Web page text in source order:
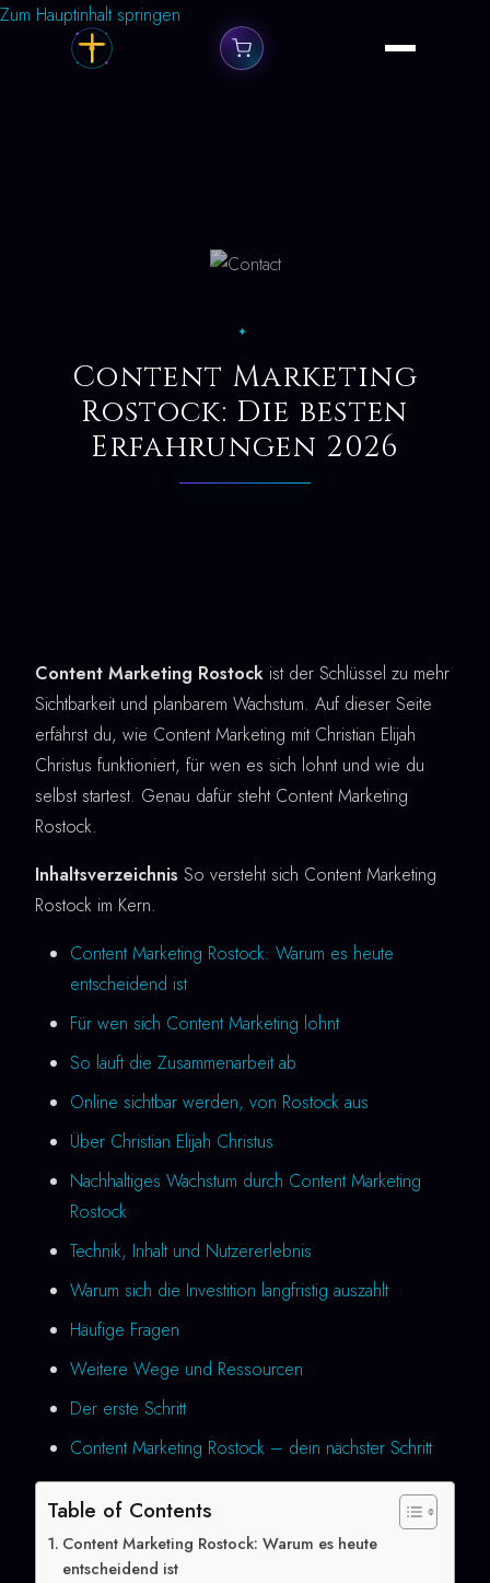
Zum Hauptinhalt springen
✦
Content Marketing
Rostock: Die besten
Erfahrungen 2026
Content Marketing Rostock ist der Schlüssel zu mehr
Sichtbarkeit und planbarem Wachstum. Auf dieser Seite
erfährst du, wie Content Marketing mit Christian Elijah
Christus funktioniert, für wen es sich lohnt und wie du
selbst startest. Genau dafür steht Content Marketing
Rostock.
Inhaltsverzeichnis So versteht sich Content Marketing
Rostock im Kern.
Content Marketing Rostock: Warum es heute
entscheidend ist
Für wen sich Content Marketing lohnt
So läuft die Zusammenarbeit ab
Online sichtbar werden, von Rostock aus
Über Christian Elijah Christus
Nachhaltiges Wachstum durch Content Marketing
Rostock
Technik, Inhalt und Nutzererlebnis
Warum sich die Investition langfristig auszahlt
Häufige Fragen
Weitere Wege und Ressourcen
Der erste Schritt
Content Marketing Rostock – dein nächster Schritt
Table of Contents
Content Marketing Rostock: Warum es heute
entscheidend ist